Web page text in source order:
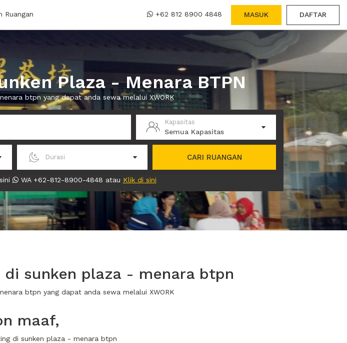
Ruangan +62 812 8900 4848 MASUK DAFTAR
Plaza - Menara BTPN
btpn yang dapat anda sewa melalui XWORK
Kapasitas
Semua Kapasitas
Durasi CARI RUANGAN
WA +62-812-8900-4848 atau Klik di sini
sunken plaza - menara btpn
btpn yang dapat anda sewa melalui XWORK
maaf,
di sunken plaza - menara btpn